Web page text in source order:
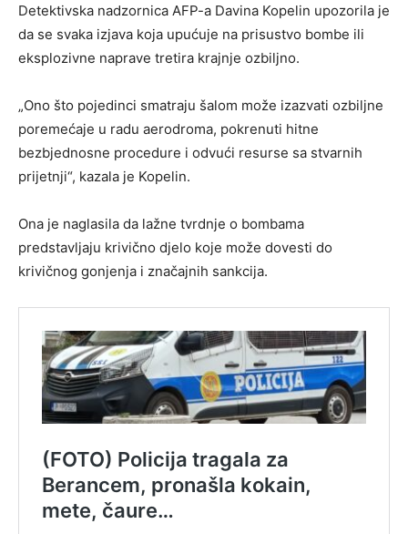
Detektivska nadzornica AFP-a Davina Kopelin upozorila je
da se svaka izjava koja upućuje na prisustvo bombe ili
eksplozivne naprave tretira krajnje ozbiljno.
„Ono što pojedinci smatraju šalom može izazvati ozbiljne
poremećaje u radu aerodroma, pokrenuti hitne
bezbjednosne procedure i odvući resurse sa stvarnih
prijetnji“, kazala je Kopelin.
Ona je naglasila da lažne tvrdnje o bombama
predstavljaju krivično djelo koje može dovesti do
krivičnog gonjenja i značajnih sankcija.